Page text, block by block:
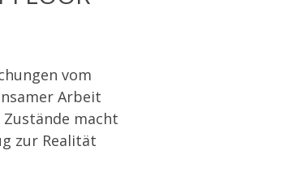
vom
Arbeit
macht
zur Realität